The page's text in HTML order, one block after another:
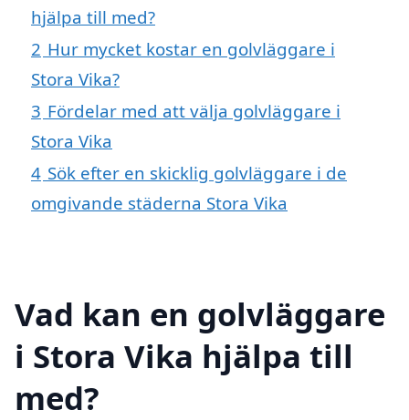
hjälpa till med?
2 Hur mycket kostar en golvläggare i
Stora Vika?
3 Fördelar med att välja golvläggare i
Stora Vika
4 Sök efter en skicklig golvläggare i de
omgivande städerna Stora Vika
Vad kan en golvläggare
i Stora Vika hjälpa till
med?